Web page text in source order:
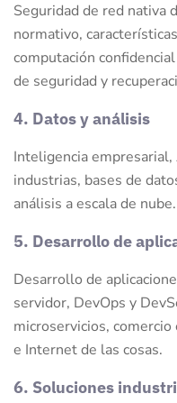
Seguridad de red nativa
normativo,
computación
de seguridad y
4. Datos y análisis
Inteligencia
industrias, bases de
análisis a escala de nube.
5. Desarrollo de
Desarrollo de
servidor, DevOps y
microservicios,
e Internet de las cosas.
6. Soluciones